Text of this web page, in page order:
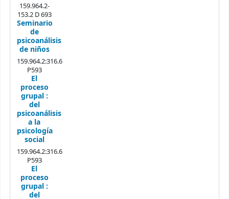
159.964.2-
153.2 D 693
Seminario
de
psicoanálisis
de niños
159.964.2:316.6
P593
El
proceso
grupal :
del
psicoanálisis
a la
psicología
social
159.964.2:316.6
P593
El
proceso
grupal :
del